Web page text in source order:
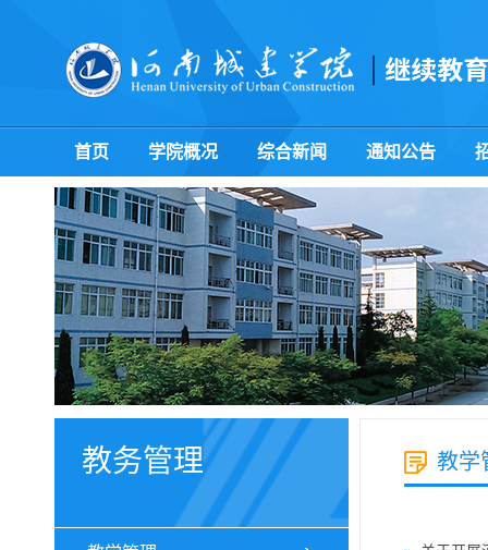
首页 学院概况 综合新闻 通知公告
教务管理 教学